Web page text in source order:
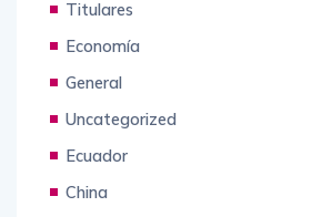
Titulares
Economía
General
Uncategorized
Ecuador
China